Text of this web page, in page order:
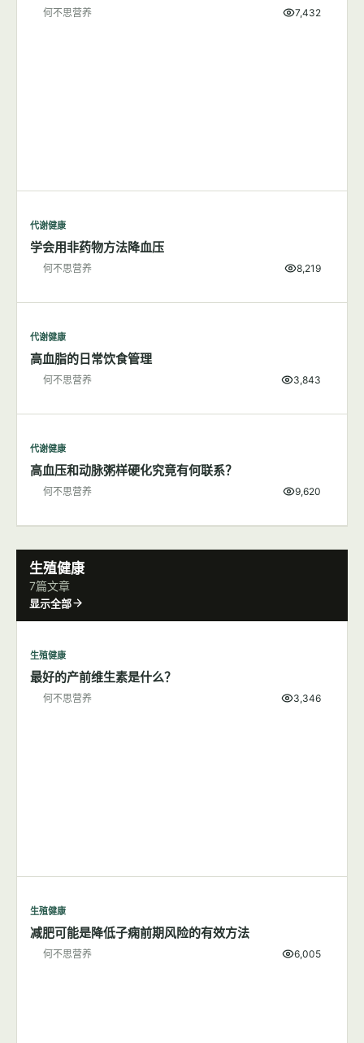
何不思营养 7,432
代谢健康
学会用非药物方法降血压
何不思营养 8,219
代谢健康
高血脂的日常饮食管理
何不思营养 3,843
代谢健康
高血压和动脉粥样硬化究竟有何联系？
何不思营养 9,620
生殖健康
7篇文章
显示全部
生殖健康
最好的产前维生素是什么？
何不思营养 3,346
生殖健康
减肥可能是降低子痫前期风险的有效方法
何不思营养 6,005